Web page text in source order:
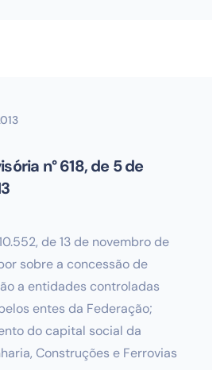
n° 618, de 5 de
de 13 de novembro de
sobre a concessão de
a entidades controladas
entes da Federação;
do capital social da
Construções e Ferrovias